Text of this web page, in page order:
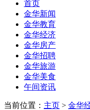
首页
金华新闻
金华教育
金华经济
金华房产
金华招聘
金华旅游
金华美食
午间资讯
当前位置： 主页 > 金华